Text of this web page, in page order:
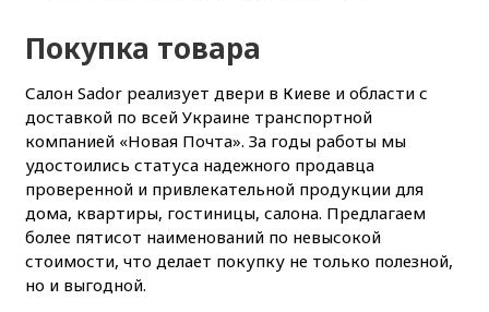
Покупка товара
Салон Sador реализует двери в Киеве и области с
доставкой по всей Украине транспортной
компанией «Новая Почта». За годы работы мы
удостоились статуса надежного продавца
проверенной и привлекательной продукции для
дома, квартиры, гостиницы, салона. Предлагаем
более пятисот наименований по невысокой
стоимости, что делает покупку не только полезной,
но и выгодной.